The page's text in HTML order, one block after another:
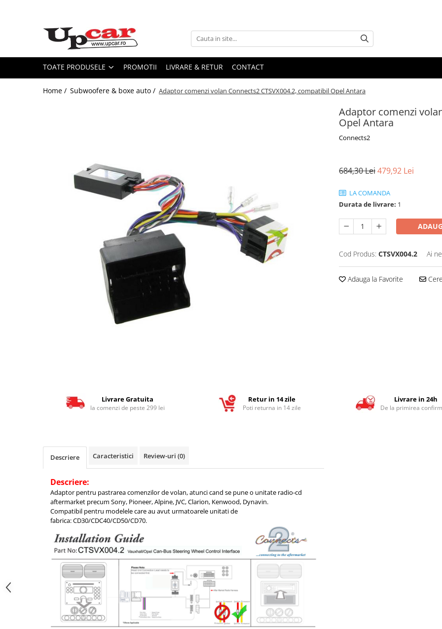
Toate Produsele
Tricicluri Electrice
ATV-uri Electrice
Trotinete Electrice
Electrice si Electronice
TOATE PRODUSELE PROMOTII LIVRARE & RETUR CONTACT
Home / Subwoofere & boxe auto / Adaptor comenzi volan Connects2 CTSVX004.2, compatibil Opel Antara
Adaptor comenzi
Opel Antara
Connects2
684,30 Lei479,92 Lei
LA COMANDA
Durata de livrare: 1
Cod Produs: CTSVX004.2 Ai
Adauga la Favorite
Livrare Gratuita
la comenzi de peste 299 lei
Retur in 14 zile
Poti returna in 14 zile
Livrare in 24h
De la primirea
Descriere Caracteristici Review-uri (0)
Descriere:
Adaptor pentru pastrarea comenzilor de volan, atunci cand se pune o unitate radio-cd
aftermarket precum Sony, Pioneer, Alpine, JVC, Clarion, Kenwood, Dynavin.
Compatibil pentru modelele care au avut urmatoarele unitati de
fabrica: CD30/CDC40/CD50/CD70.